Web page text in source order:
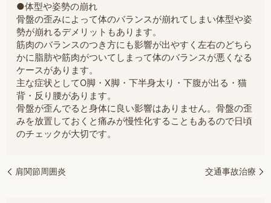
●体型や姿勢の崩れ
骨盤の歪みによって体のバランスが崩れてしまい体型や姿
勢が崩れるデメリットもあります。
筋肉のバランスのつき方にも影響が出やすく左右のどちら
かに脂肪や筋肉がついてしまって体のバランスが悪くなる
ケースがあります。
主な症状としてO脚・X脚・下半身太り・下腹が出る・猫
背・反り腰があります。
骨盤が歪んでると身体に良い影響はありません。骨盤の歪
みを放置しておくと痛みが慢性化することもあるので日頃
のチェックが大切です。
肩関節周囲炎 交通事故治療